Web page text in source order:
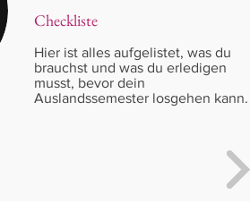
Checkliste
Hier ist alles aufgelistet, was du
brauchst und was du erledigen
musst, bevor dein
Auslandssemester losgehen